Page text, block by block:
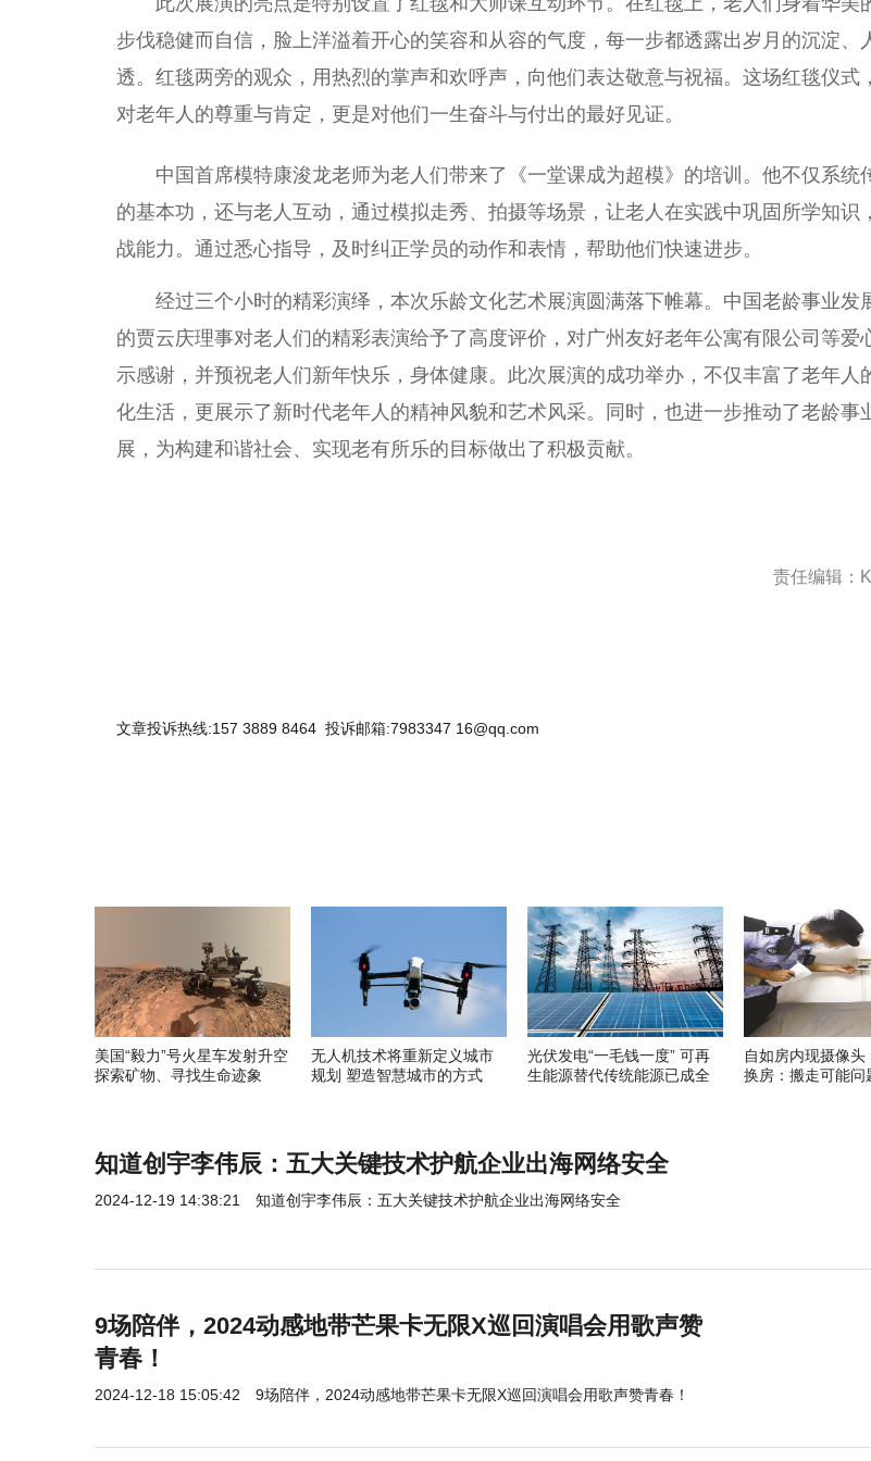
步伐稳健而自信，脸上洋溢着开心的笑容和从容的气度，每一步都透露出岁月的沉淀、
透。红毯两旁的观众，用热烈的掌声和欢呼声，向他们表达敬意与祝福。这场红毯仪式
对老年人的尊重与肯定，更是对他们一生奋斗与付出的最好见证。
中国首席模特康浚龙老师为老人们带来了《一堂课成为超模》的培训。他不仅系统
的基本功，还与老人互动，通过模拟走秀、拍摄等场景，让老人在实践中巩固所学知识
战能力。通过悉心指导，及时纠正学员的动作和表情，帮助他们快速进步。
经过三个小时的精彩演绎，本次乐龄文化艺术展演圆满落下帷幕。中国老龄事业发
的贾云庆理事对老人们的精彩表演给予了高度评价，对广州友好老年公寓有限公司等爱
示感谢，并预祝老人们新年快乐，身体健康。此次展演的成功举办，不仅丰富了老年人
化生活，更展示了新时代老年人的精神风貌和艺术风采。同时，也进一步推动了老龄事
展，为构建和谐社会、实现老有所乐的目标做出了积极贡献。
责任编辑：
文章投诉热线:157 3889 8464 投诉邮箱:7983347 16@qq.com
美国“毅力”号火星车发射升空
探索矿物、寻找生命迹象
无人机技术将重新定义城市
规划 塑造智慧城市的方式
光伏发电“一毛钱一度” 可再
生能源替代传统能源已成全
自如房内现摄像头
换房：搬走可能问
知道创宇李伟辰：五大关键技术护航企业出海网络安全
2024-12-19 14:38:21 知道创宇李伟辰：五大关键技术护航企业出海网络安全
9场陪伴，2024动感地带芒果卡无限X巡回演唱会用歌声赞
青春！
2024-12-18 15:05:42 9场陪伴，2024动感地带芒果卡无限X巡回演唱会用歌声赞青春！